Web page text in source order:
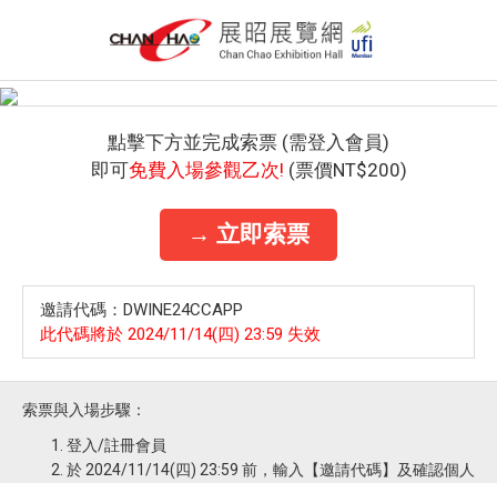
點擊下方並完成索票 (需登入會員)
即可免費入場參觀乙次! (票價NT$200)
→ 立即索票
邀請代碼：DWINE24CCAPP
此代碼將於 2024/11/14(四) 23:59 失效
索票與入場步驟：
登入/註冊會員
於 2024/11/14(四) 23:59 前，輸入【邀請代碼】及確認個人